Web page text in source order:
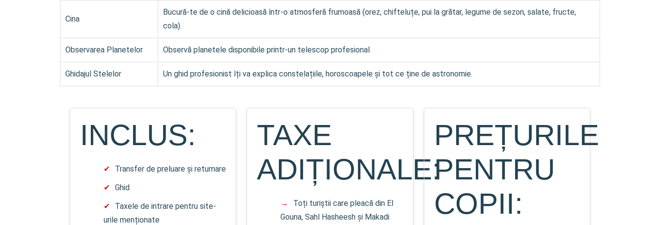
Cina
Bucură-te de o cină delicioasă într-o atmosferă frumoasă (orez, chifteluțe, pui la grătar, legume de sezon, salate, fructe,
cola).
Observarea Planetelor Observă planetele disponibile printr-un telescop profesional.
Ghidajul Stelelor Un ghid profesionist îți va explica constelațiile, horoscoapele și tot ce ține de astronomie.
INCLUS:
Transfer de preluare și returnare
Ghid
Taxele de intrare pentru site-
urile menționate
TAXE
ADIȚIONALE:
Toți turiștii care pleacă din El
Gouna, Sahl Hasheesh și Makadi
PREȚURILE
PENTRU
COPII: